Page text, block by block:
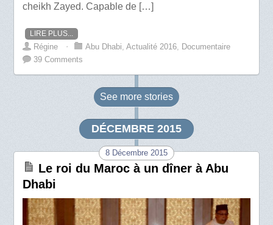
cheikh Zayed. Capable de […]
LIRE PLUS...
Régine ⋅ Abu Dhabi ,Actualité 2016
Documentaire
39 Comments
See more stories
DÉCEMBRE 2015
8 Décembre 2015
Le roi du Maroc à un dîner à Abu
Dhabi